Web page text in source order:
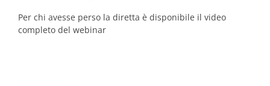
Per chi avesse perso la diretta è disponibile il video
completo del webinar